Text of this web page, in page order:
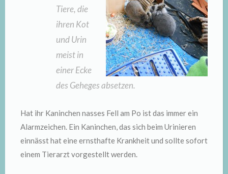
Tiere, die
ihren Kot
und Urin
meist in
einer Ecke
des Geheges absetzen.
Hat ihr Kaninchen nasses Fell am Po ist das immer ein
Alarmzeichen. Ein Kaninchen, das sich beim Urinieren
einnässt hat eine ernsthafte Krankheit und sollte sofort
einem Tierarzt vorgestellt werden.